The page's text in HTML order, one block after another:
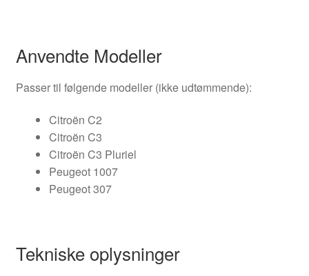
Anvendte Modeller
Passer til følgende modeller (ikke udtømmende):
Citroën C2
Citroën C3
Citroën C3 Pluriel
Peugeot 1007
Peugeot 307
Tekniske oplysninger